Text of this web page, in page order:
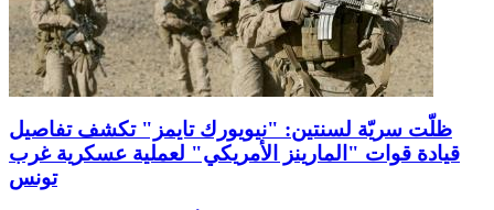
ظلّت سريّة لسنتين: "نيويورك تايمز" تكشف تفاصيل
قيادة قوات "المارينز الأمريكي" لعملية عسكرية غرب
تونس